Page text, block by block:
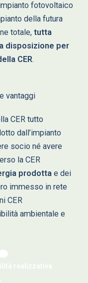
fotovoltaico
della futura
totale, tutta
disposizione per
CER.
vantaggi
CER tutto
dall’impianto
socio né avere
la CER
prodotta e dei
immesso in rete
CER
ambientale e